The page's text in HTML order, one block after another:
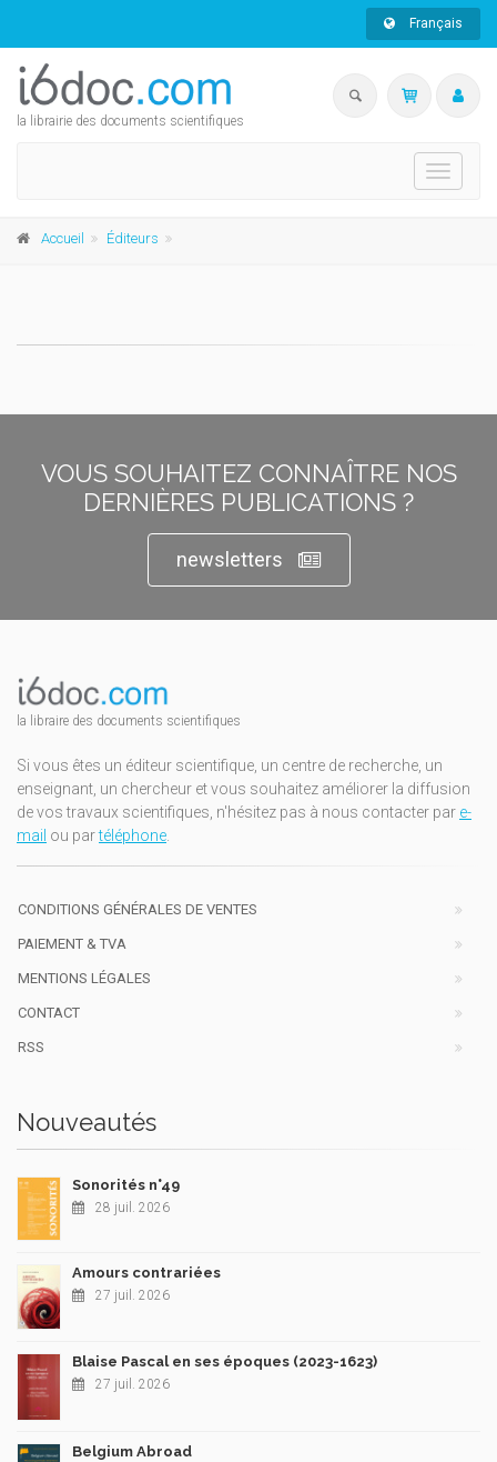
Français
la librairie des documents scientifiques
Toggle
Accueil Éditeurs
VOUS SOUHAITEZ CONNAÎTRE NOS
DERNIÈRES PUBLICATIONS ?
newsletters
la libraire des documents scientifiques
Si vous êtes un éditeur scientifique, un centre de recherche, un
enseignant, un chercheur et vous souhaitez améliorer la diffusion
de vos travaux scientifiques, n'hésitez pas à nous contacter par e-
mail ou partéléphone.
CONDITIONS GÉNÉRALES DE VENTES
PAIEMENT & TVA
MENTIONS LÉGALES
CONTACT
RSS
Nouveautés
Sonorités n°49
28 juil. 2026
Amours contrariées
27 juil. 2026
Blaise Pascal en ses époques (2023-1623)
27 juil. 2026
Belgium Abroad